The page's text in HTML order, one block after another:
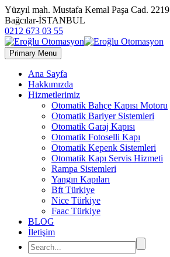
Yüzyıl mah. Mustafa Kemal Paşa Cad.
Bağcılar-İSTANBUL
0212 673 03 55
Primary Menu
Ana Sayfa
Hakkımızda
Hizmetlerimiz
Otomatik Bahçe Kapısı Motoru
Otomatik Bariyer Sistemleri
Otomatik Garaj Kapısı
Otomatik Fotoselli Kapı
Otomatik Kepenk Sistemleri
Otomatik Kapı Servis Hizmeti
Rampa Sistemleri
Yangın Kapıları
Bft Türkiye
Nice Türkiye
Faac Türkiye
BLOG
İletişim